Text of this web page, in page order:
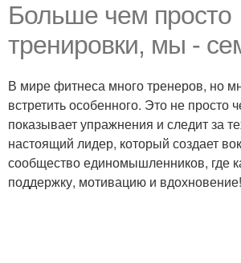
Больше чем просто
тренировки, мы -
В мире фитнеса много тренеров, но
встретить особенного. Это не просто
показывает упражнения и следит за
настоящий лидер, который создает
сообщество единомышленников, где
поддержку, мотивацию и вдохновение!